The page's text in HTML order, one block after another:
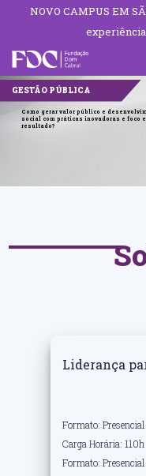
NOVO CAMPUS EM
GESTÃO PÚBLICA
Como gerar valor público e
social com práticas inovadoras e foco
resultado?
Liderança
Formato: Presencial
Carga Horária: 110h
Formato: Presencial